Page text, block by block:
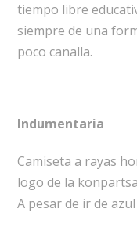
tiempo libre
siempre de una
poco canalla.
Indumentaria
Camiseta a rayas
logo de la
A pesar de ir de